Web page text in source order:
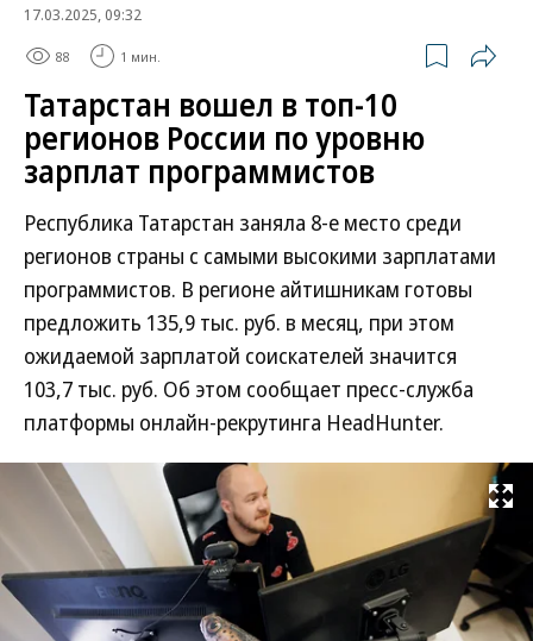
17.03.2025, 09:32
88 1 мин.
Татарстан вошел в топ-10
регионов России по уровню
зарплат программистов
Республика Татарстан заняла 8-е место среди
регионов страны с самыми высокими зарплатами
программистов. В регионе айтишникам готовы
предложить 135,9 тыс. руб. в месяц, при этом
ожидаемой зарплатой соискателей значится
103,7 тыс. руб. Об этом сообщает пресс-служба
платформы онлайн-рекрутинга HeadHunter.
Развернуть